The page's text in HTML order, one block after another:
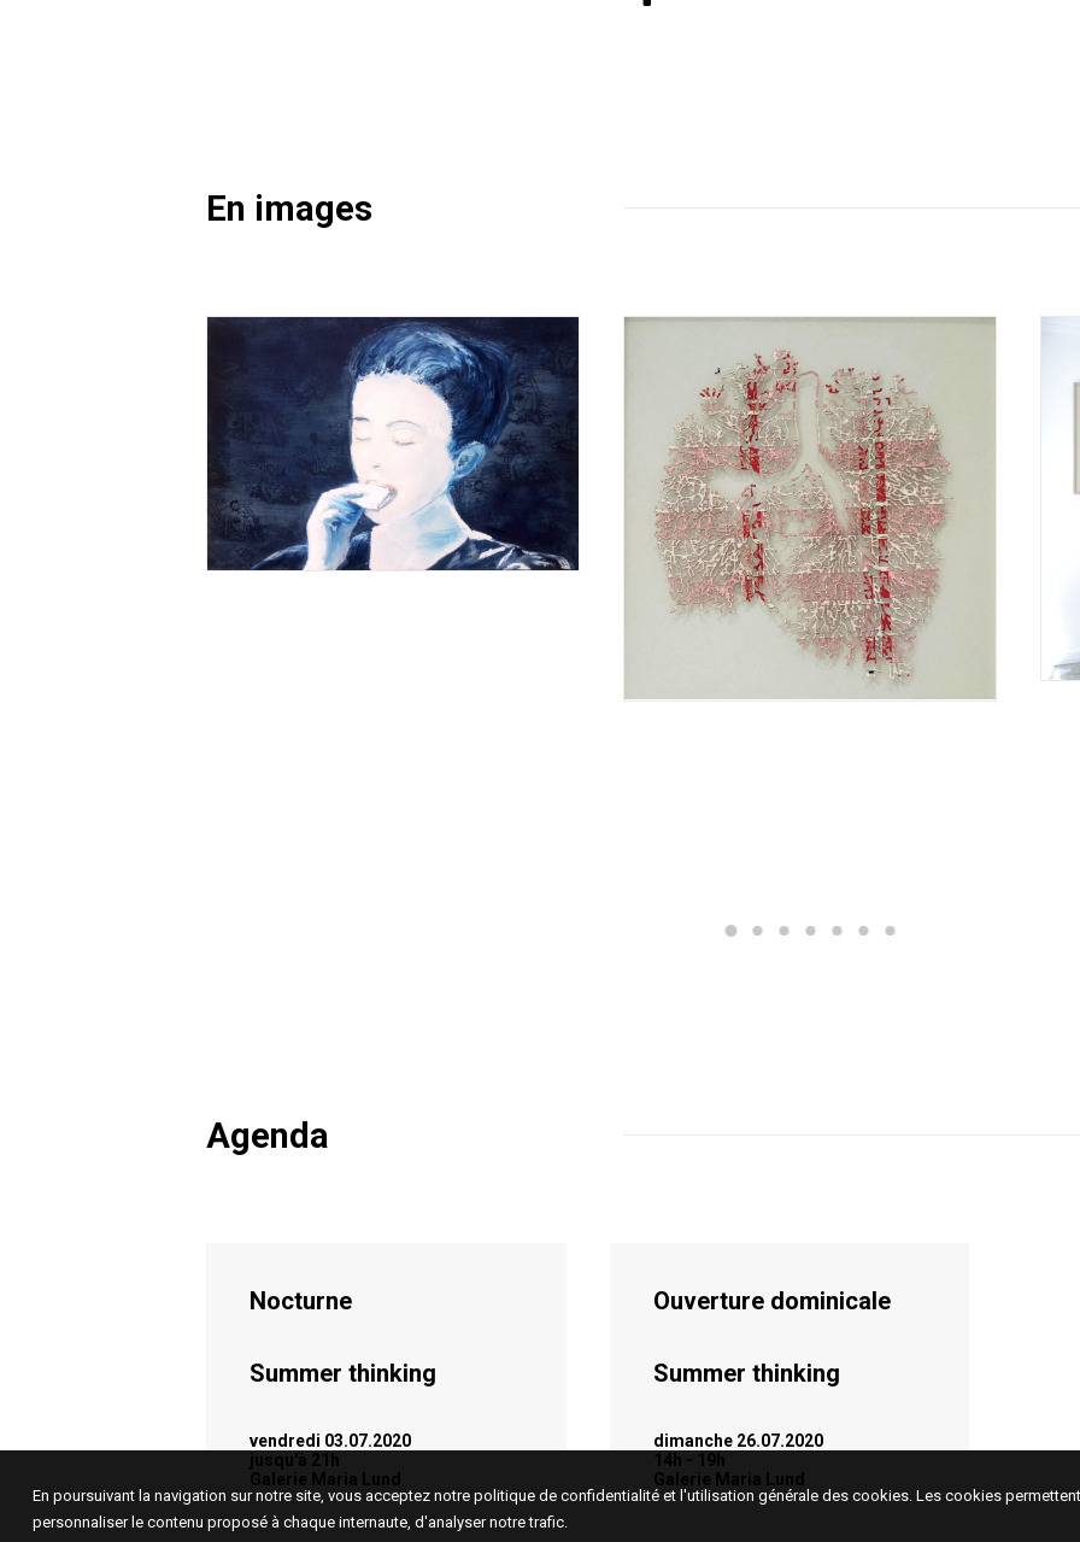
En images
Agenda
Nocturne
Summer thinking
vendredi 03.07.2020
jusqu'à 21h
Galerie Maria Lund
Ouverture dominicale
Summer thinking
dimanche 26.07.2020
14h - 19h
Galerie Maria Lund
En poursuivant la navigation sur notre site, vous acceptez notre politique de confidentialité et l'utilisation générale des cookies. Les cookies
personnaliser le contenu proposé à chaque internaute, d'analyser notre trafic.